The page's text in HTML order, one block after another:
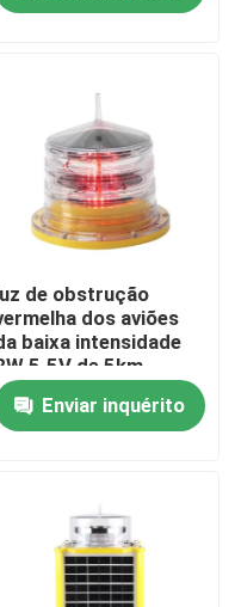
de obstrução
dos aviões
baixa intensidade
5.5V de 5km
Enviar inquérito